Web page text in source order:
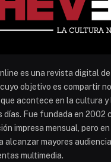
es una revista digital
objetivo es compartir
acontece en la cultura y
días. Fue fundada en 2002
impresa mensual, pero en
alcanzar mayores
multimedia.